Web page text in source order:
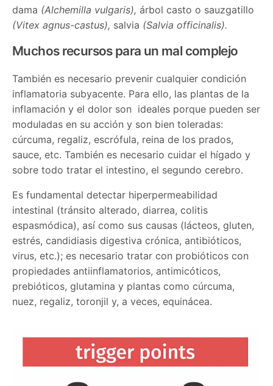
dama (Alchemilla vulgaris), árbol casto o sauzgatillo
(Vitex agnus-castus), salvia (Salvia officinalis).
Muchos recursos para un mal complejo
También es necesario prevenir cualquier condición
inflamatoria subyacente. Para ello, las plantas de la
inflamación y el dolor son ideales porque pueden ser
moduladas en su acción y son bien toleradas:
cúrcuma, regaliz, escrófula, reina de los prados,
sauce, etc. También es necesario cuidar el hígado y
sobre todo tratar el intestino, el segundo cerebro.
Es fundamental detectar hiperpermeabilidad
intestinal (tránsito alterado, diarrea, colitis
espasmódica), así como sus causas (lácteos, gluten,
estrés, candidiasis digestiva crónica, antibióticos,
virus, etc.); es necesario tratar con probióticos con
propiedades antiinflamatorios, antimicóticos,
prebióticos, glutamina y plantas como cúrcuma,
nuez, regaliz, toronjil y, a veces, equinácea.